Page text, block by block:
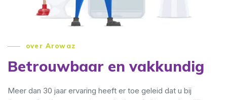
over Arowaz
Betrouwbaar en vakkundig
Meer dan 30 jaar ervaring heeft er toe geleid dat u bij